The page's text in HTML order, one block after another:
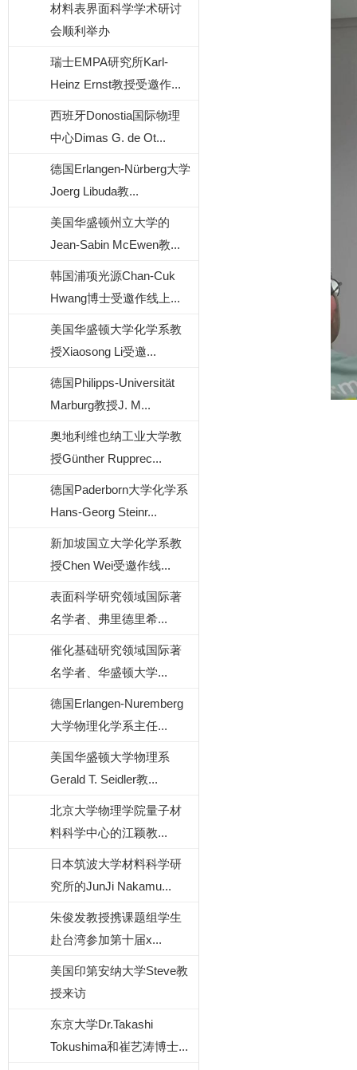
材料表界面科学学术研讨
会顺利举办
瑞士EMPA研究所Karl-
Heinz Ernst教授受邀作...
西班牙Donostia国际物理
中心Dimas G. de Ot...
德国Erlangen-Nürberg大学
Joerg Libuda教...
美国华盛顿州立大学的
Jean-Sabin McEwen教...
韩国浦项光源Chan-Cuk
Hwang博士受邀作线上...
美国华盛顿大学化学系教
授Xiaosong Li受邀...
德国Philipps-Universität
Marburg教授J. M...
奥地利维也纳工业大学教
授Günther Rupprec...
德国Paderborn大学化学系
Hans-Georg Steinr...
新加坡国立大学化学系教
授Chen Wei受邀作线...
表面科学研究领域国际著
名学者、弗里德里希...
催化基础研究领域国际著
名学者、华盛顿大学...
德国Erlangen-Nuremberg
大学物理化学系主任...
美国华盛顿大学物理系
Gerald T. Seidler教...
北京大学物理学院量子材
料科学中心的江颖教...
日本筑波大学材料科学研
究所的JunJi Nakamu...
朱俊发教授携课题组学生
赴台湾参加第十届x...
美国印第安纳大学Steve教
授来访
东京大学Dr.Takashi
Tokushima和崔艺涛博士...